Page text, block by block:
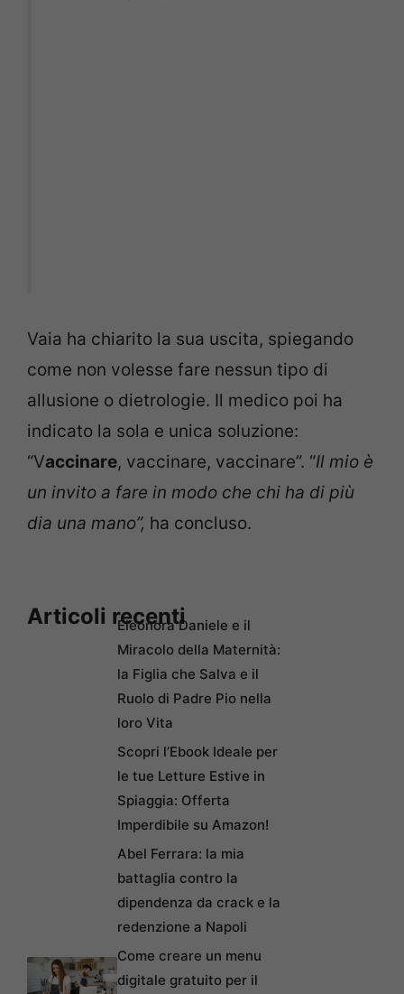
Vaia ha chiarito la sua uscita, spiegando
come non volesse fare nessun tipo di
allusione o dietrologie. Il medico poi ha
indicato la sola e unica soluzione:
“Vaccinare, vaccinare, vaccinare”. “Il mio è
un invito a fare in modo che chi ha di più
dia una mano”, ha concluso.
Articoli recentiEleonora Daniele e il
Miracolo della Maternità:
la Figlia che Salva e il
Ruolo di Padre Pio nella
loro Vita
Scopri l’Ebook Ideale per
le tue Letture Estive in
Spiaggia: Offerta
Imperdibile su Amazon!
Abel Ferrara: la mia
battaglia contro la
dipendenza da crack e la
redenzione a Napoli
Come creare un menu
digitale gratuito per il